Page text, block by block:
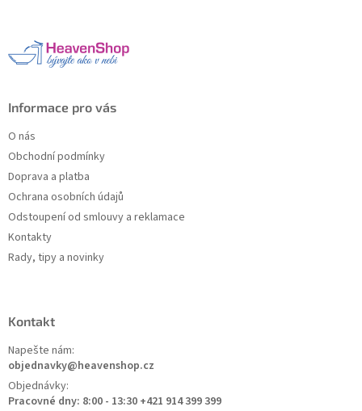
Informace pro vás
O nás
Obchodní podmínky
Doprava a platba
Ochrana osobních údajů
Odstoupení od smlouvy a reklamace
Kontakty
Rady, tipy a novinky
Kontakt
Napešte nám:
objednavky@heavenshop.cz
Objednávky:
Pracovné dny: 8:00 - 13:30 +421 914 399 399